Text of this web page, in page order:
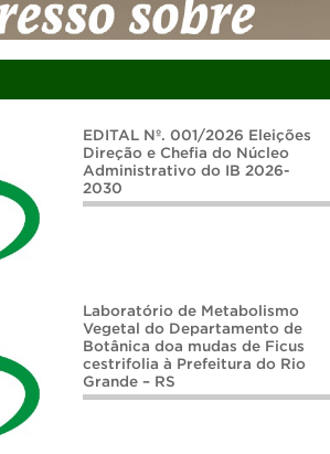
sobre o Bioma Pampa Reunindo Saberes
EDITAL Nº. 001/2026 Eleições
Direção e Chefia do Núcleo
Administrativo do IB 2026-
2030
Laboratório de Metabolismo
Vegetal do Departamento de
Botânica doa mudas de Ficus
cestrifolia à Prefeitura do Rio
Grande – RS